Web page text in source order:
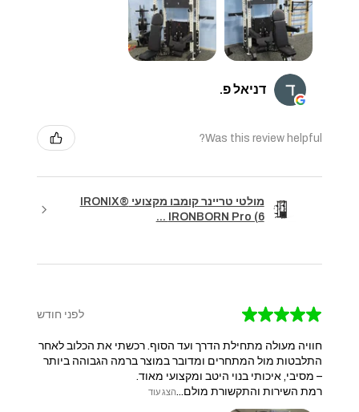
דניאל פ.
Was this review helpful?
מולטי טריינר קומבו מקצועי IRONIX®
IRONBORN Pro (6 ...
★
★
★
★
★ לפני חודש
חוויה מעולה מתחילת הדרך ועד הסוף. רכשתי את הכלוב לאחר
התלבטות מול המתחרים ומדובר במוצר ברמה הגבוהה ביותר
– מסיבי, איכותי בנוי היטב ומקצועי מאוד.
​רמת השירות והתקשורת מולם...הצג עוד